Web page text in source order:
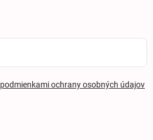
podmienkami ochrany osobných údajov